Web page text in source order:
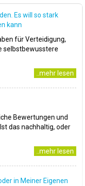
Es will so stark
kann
für Verteidigung,
selbstbewusstere
..mehr lesen
Bewertungen und
das nachhaltig, oder
..mehr lesen
in Meiner Eigenen